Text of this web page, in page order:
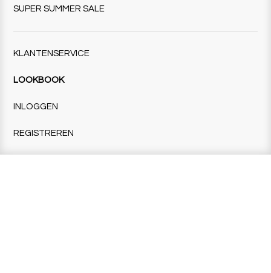
SUPER SUMMER SALE
KLANTENSERVICE
LOOKBOOK
INLOGGEN
REGISTREREN